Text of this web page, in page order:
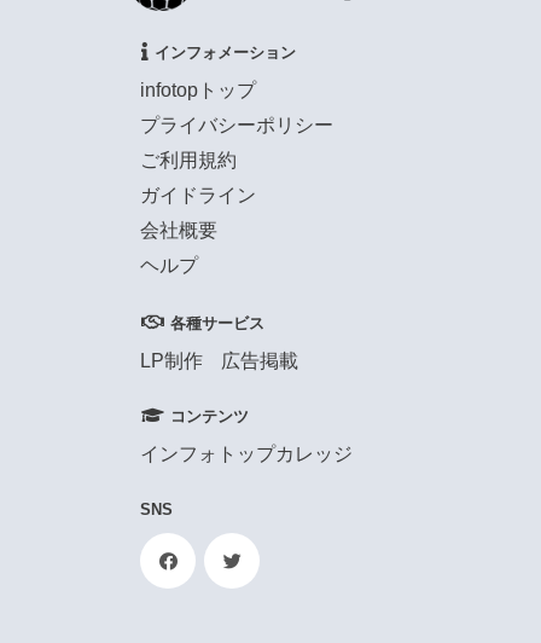
インフォメーション
infotopトップ
プライバシーポリシー
ご利用規約
ガイドライン
会社概要
ヘルプ
各種サービス
LP制作 広告掲載
コンテンツ
インフォトップカレッジ
SNS